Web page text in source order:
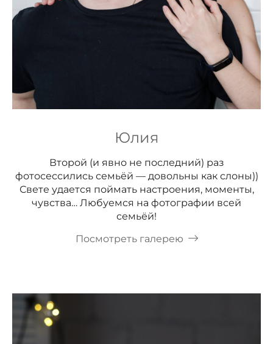
Юлия
Второй (и явно не последний) раз
фотосессились семьёй — довольны как слоны))
Свете удается поймать настроения, моменты,
чувства… Любуемся на фотографии всей
семьёй!
Посмотреть галерею